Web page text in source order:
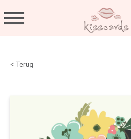
< Terug